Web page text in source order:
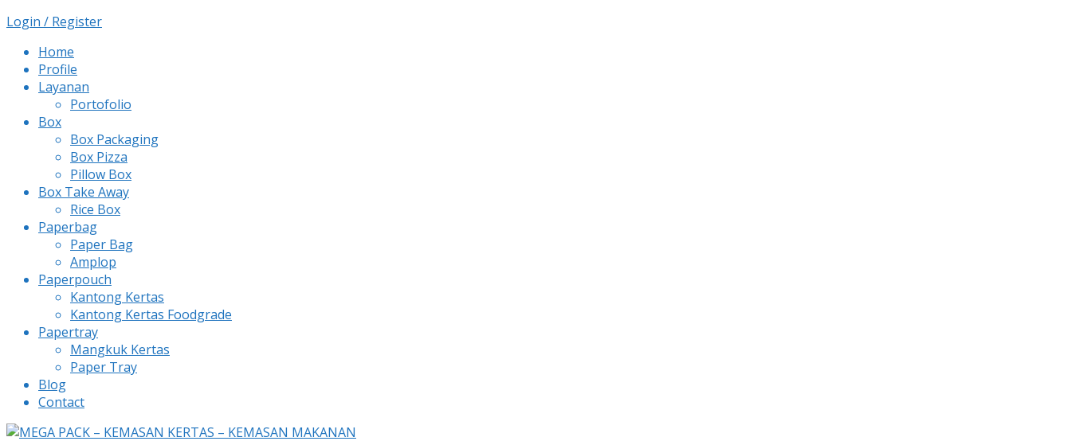
Login / Register
Home
Profile
Layanan
Portofolio
Box
Box Packaging
Box Pizza
Pillow Box
Box Take Away
Rice Box
Paperbag
Paper Bag
Amplop
Paperpouch
Kantong Kertas
Kantong Kertas Foodgrade
Papertray
Mangkuk Kertas
Paper Tray
Blog
Contact